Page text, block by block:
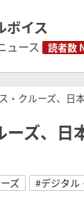
ボイス
ュース 読者数
・クルーズ、日
ズ、日
ズ #デジタル